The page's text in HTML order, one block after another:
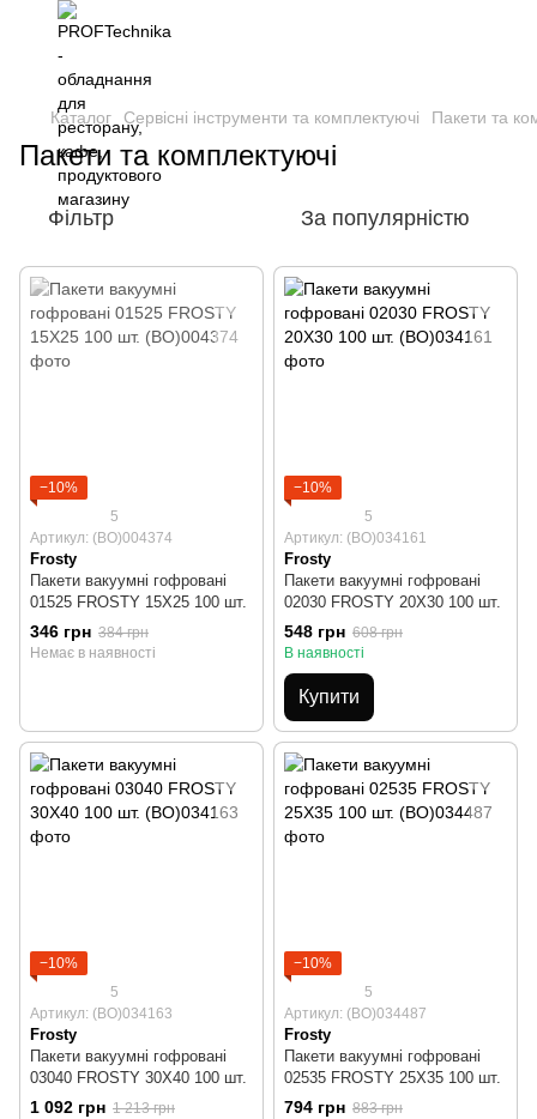
Каталог Сервісні інструменти та комплектуючі Пакети та
Пакети та комплектуючі
Фільтр За популярністю
−10%
5
Артикул: (BO)004374
Frosty
Пакети вакуумні гофровані
01525 FROSTY 15X25 100 шт.
346 грн 384 грн
Немає в наявності
−10%
5
Артикул: (BO)034161
Frosty
Пакети вакуумні гофровані
02030 FROSTY 20X30 100 шт.
548 грн 608 грн
В наявності
Купити
−10%
5
Артикул: (BO)034163
Frosty
Пакети вакуумні гофровані
03040 FROSTY 30X40 100 шт.
1 092 грн 1 213 грн
−10%
5
Артикул: (BO)034487
Frosty
Пакети вакуумні гофровані
02535 FROSTY 25X35 100 шт.
794 грн 883 грн